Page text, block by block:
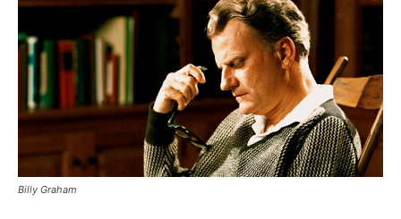
Billy Graham